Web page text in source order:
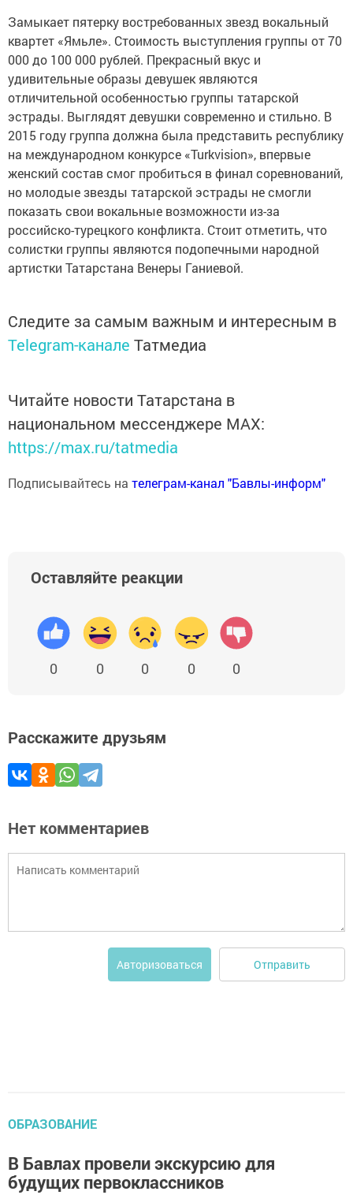
Замыкает пятерку востребованных звезд вокальный
квартет «Ямьле». Стоимость выступления группы от 70
000 до 100 000 рублей. Прекрасный вкус и
удивительные образы девушек являются
отличительной особенностью группы татарской
эстрады. Выглядят девушки современно и стильно. В
2015 году группа должна была представить республику
на международном конкурсе «Turkvision», впервые
женский состав смог пробиться в финал соревнований,
но молодые звезды татарской эстрады не смогли
показать свои вокальные возможности из-за
российско-турецкого конфликта. Стоит отметить, что
солистки группы являются подопечными народной
артистки Татарстана Венеры Ганиевой.
Следите за самым важным и интересным в
Telegram-канале Татмедиа
Читайте новости Татарстана в
национальном мессенджере MАХ:
https://max.ru/tatmedia
Подписывайтесь на телеграм-канал "Бавлы-информ"
Оставляйте реакции
0 0 0 0 0
Расскажите друзьям
Нет комментариев
Авторизоваться Отправить
ОБРАЗОВАНИЕ
В Бавлах провели экскурсию для
будущих первоклассников